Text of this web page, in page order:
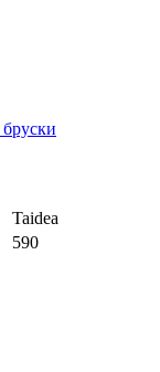
Taidea
590